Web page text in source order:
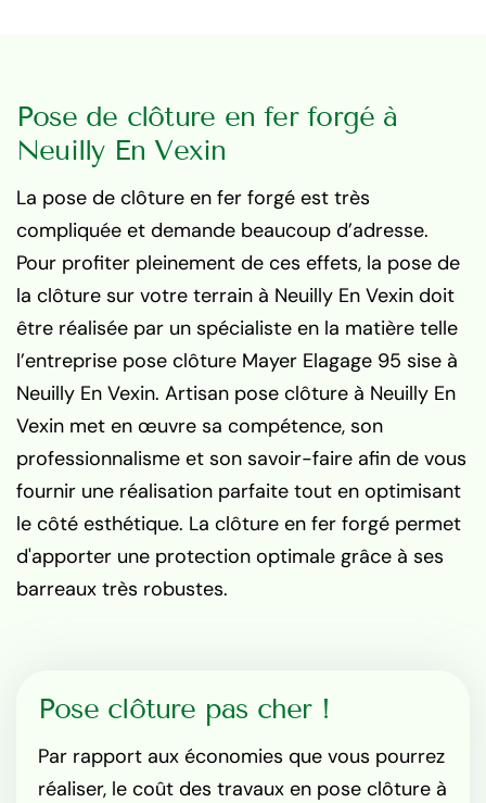
Pose de clôture en fer forgé à
Neuilly En Vexin
La pose de clôture en fer forgé est très
compliquée et demande beaucoup d’adresse.
Pour profiter pleinement de ces effets, la pose de
la clôture sur votre terrain à Neuilly En Vexin doit
être réalisée par un spécialiste en la matière telle
l’entreprise pose clôture Mayer Elagage 95 sise à
Neuilly En Vexin. Artisan pose clôture à Neuilly En
Vexin met en œuvre sa compétence, son
professionnalisme et son savoir-faire afin de vous
fournir une réalisation parfaite tout en optimisant
le côté esthétique. La clôture en fer forgé permet
d'apporter une protection optimale grâce à ses
barreaux très robustes.
Pose clôture pas cher !
Par rapport aux économies que vous pourrez
réaliser, le coût des travaux en pose clôture à